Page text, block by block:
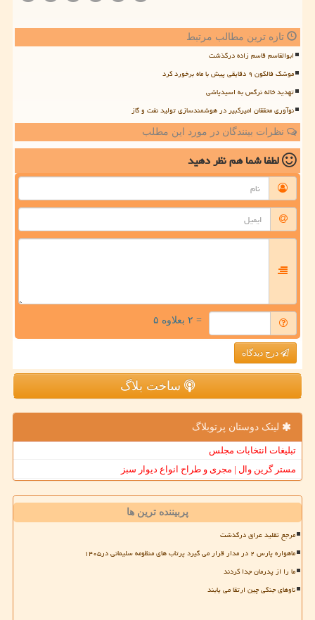
تازه ترین مطالب مرتبط
ابوالقاسم قاسم زاده درگذشت
موشک فالکون ۹ دقایقی پیش با ماه برخورد کرد
تهدید خاله نرگس به اسیدپاشی
نوآوری محققان امیرکبیر در هوشمندسازی تولید نفت و گاز
نظرات بینندگان در مورد این مطلب
لطفا شما همنظر دهید
= ۲ بعلاوه ۵
درج دیدگاه
ساخت بلاگ
لینک دوستان پرتوبلاگ
تبلیغات انتخابات مجلس
مستر گرین وال | مجری و طراح انواع دیوار سبز
پربیننده ترین ها
مرجع تقلید عراق درگذشت
ماهواره پارس ۲ در مدار قرار می گیرد پرتاب های منظومه سلیمانی در۱۴۰۵
ما را از پدرمان جدا کردند
ناوهای جنگی چین ارتقا می یابند